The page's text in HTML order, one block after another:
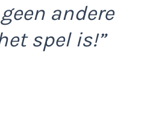
andere
spel is!”